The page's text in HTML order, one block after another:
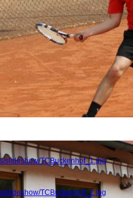
slideshow/TCBuckenhof_1.jpg
slideshow/TCBuckenhof_2.jpg